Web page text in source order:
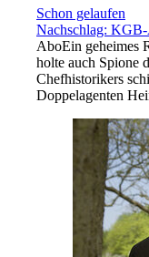
Schon gelaufen
Nachschlag:
AboEin geheimes
holte auch Spione
Chefhistorikers
Doppelagenten